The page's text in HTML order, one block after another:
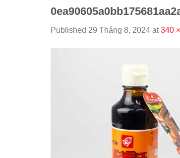
Published 29 Tháng 8, 2024 at340